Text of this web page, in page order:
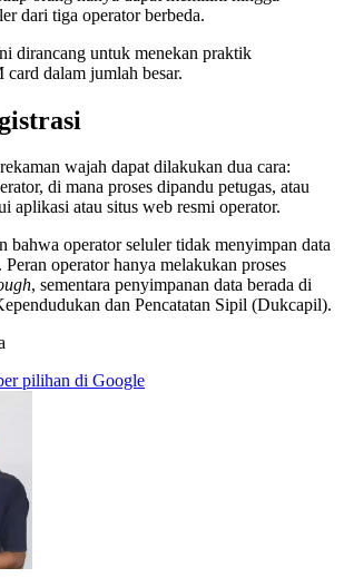
dari tiga operator berbeda.
dirancang untuk menekan praktik
dalam jumlah besar.
wajah dapat dilakukan dua cara:
di mana proses dipandu petugas, atau
aplikasi atau situs web resmi operator.
bahwa operator seluler tidak menyimpan data
operator hanya melakukan proses
, sementara penyimpanan data berada di
dan Pencatatan Sipil (Dukcapil).
pilihan di Google